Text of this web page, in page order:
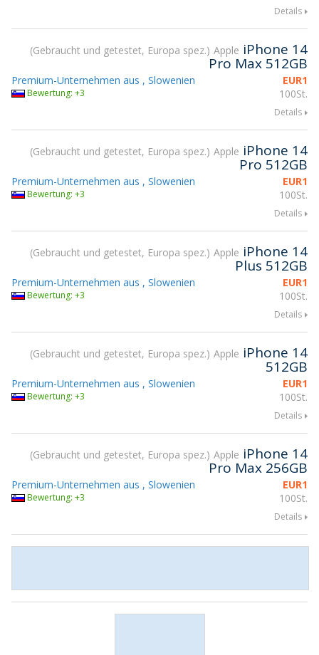
Details
Gebraucht und getestet, Europa spez. Apple iPhone 14
Pro Max 512GB
EUR1
100St.
Premium-Unternehmen aus , Slowenien
Bewertung: +3
Details
Gebraucht und getestet, Europa spez. Apple iPhone 14
Pro 512GB
EUR1
100St.
Premium-Unternehmen aus , Slowenien
Bewertung: +3
Details
Gebraucht und getestet, Europa spez. Apple iPhone 14
Plus 512GB
EUR1
100St.
Premium-Unternehmen aus , Slowenien
Bewertung: +3
Details
Gebraucht und getestet, Europa spez. Apple iPhone 14
512GB
EUR1
100St.
Premium-Unternehmen aus , Slowenien
Bewertung: +3
Details
Gebraucht und getestet, Europa spez. Apple iPhone 14
Pro Max 256GB
EUR1
100St.
Premium-Unternehmen aus , Slowenien
Bewertung: +3
Details